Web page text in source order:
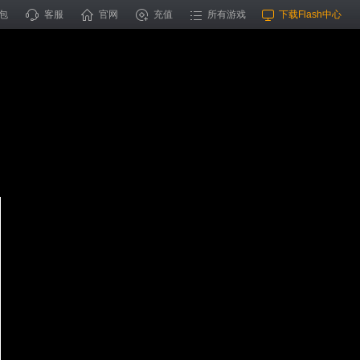
下载Flash中心
所有游戏
充值
官网
客服